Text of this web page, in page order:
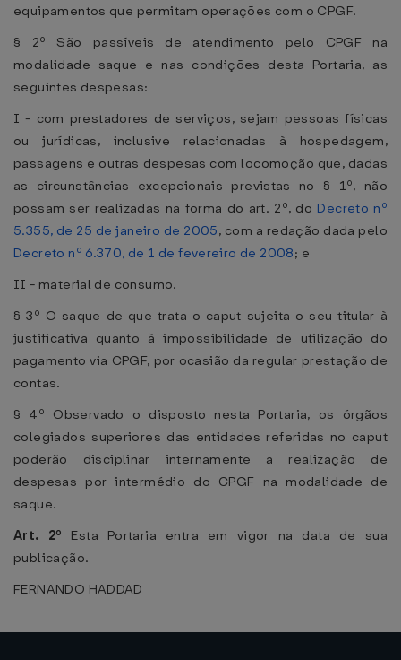
equipamentos que permitam operações com o CPGF.
§ 2º São passíveis de atendimento pelo CPGF na
modalidade saque e nas condições desta Portaria, as
seguintes despesas:
I - com prestadores de serviços, sejam pessoas físicas
ou jurídicas, inclusive relacionadas à hospedagem,
passagens e outras despesas com locomoção que, dadas
as circunstâncias excepcionais previstas no § 1º, não
possam ser realizadas na forma do art. 2º, do Decreto nº
5.355, de 25 de janeiro de 2005, com a redação dada pelo
Decreto nº 6.370, de 1 de fevereiro de 2008; e
II - material de consumo.
§ 3º O saque de que trata o caput sujeita o seu titular à
justificativa quanto à impossibilidade de utilização do
pagamento via CPGF, por ocasião da regular prestação de
contas.
§ 4º Observado o disposto nesta Portaria, os órgãos
colegiados superiores das entidades referidas no caput
poderão disciplinar internamente a realização de
despesas por intermédio do CPGF na modalidade de
saque.
Art. 2º Esta Portaria entra em vigor na data de sua
publicação.
FERNANDO HADDAD